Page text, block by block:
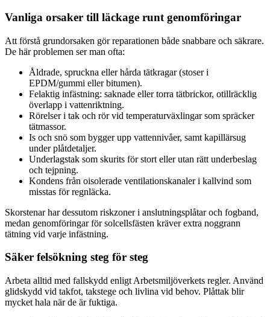
Vanliga orsaker till läckage runt genomföringar
Att förstå grundorsaken gör reparationen både snabbare och säkrare.
De här problemen ser man ofta:
Åldrade, spruckna eller hårda tätkragar (stoser i
EPDM/gummi eller bitumen).
Felaktig infästning: saknade eller torra tätbrickor, otillräcklig
överlapp i vattenriktning.
Rörelser i tak och rör vid temperaturväxlingar som spräcker
tätmassor.
Is och snö som bygger upp vattennivåer, samt kapillärsug
under plåtdetaljer.
Underlagstak som skurits för stort eller utan rätt underbeslag
och tejpning.
Kondens från oisolerade ventilationskanaler i kallvind som
misstas för regnläcka.
Skorstenar har dessutom riskzoner i anslutningsplåtar och fogband,
medan genomföringar för solcellsfästen kräver extra noggrann
tätning vid varje infästning.
Säker felsökning steg för steg
Arbeta alltid med fallskydd enligt Arbetsmiljöverkets regler. Använd
glidskydd vid takfot, takstege och livlina vid behov. Plåttak blir
mycket hala när de är fuktiga.